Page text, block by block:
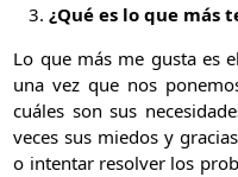
¿Qué es lo que más
Lo que más me gusta es
una vez que nos
cuáles son sus
veces sus miedos y
o intentar resolver los